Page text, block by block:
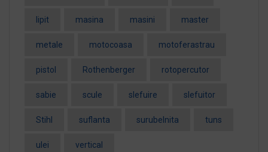
lipit masina masini master
metale motocoasa motoferastrau
pistol Rothenberger rotopercutor
sabie scule slefuire slefuitor
Stihl suflanta surubelnita tuns
ulei vertical